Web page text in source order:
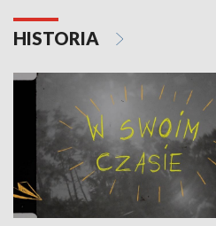
HISTORIA